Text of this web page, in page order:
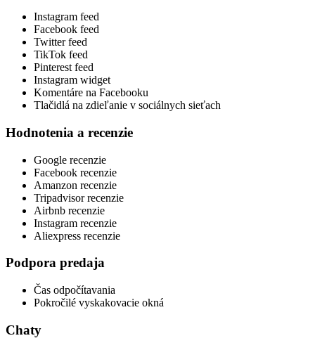
Instagram feed
Facebook feed
Twitter feed
TikTok feed
Pinterest feed
Instagram widget
Komentáre na Facebooku
Tlačidlá na zdieľanie v sociálnych sieťach
Hodnotenia a recenzie
Google recenzie
Facebook recenzie
Amanzon recenzie
Tripadvisor recenzie
Airbnb recenzie
Instagram recenzie
Aliexpress recenzie
Podpora predaja
Čas odpočítavania
Pokročilé vyskakovacie okná
Chaty